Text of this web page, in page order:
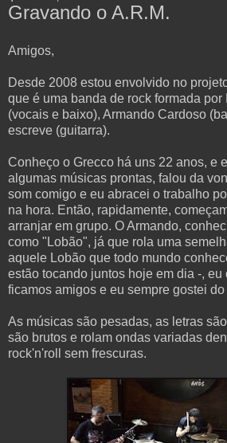
Gravando o A.R.M.
Amigos,
Desde 2008 estou envolvido no
que é uma banda de rock formada por
(vocais e baixo), Armando Cardoso
escreve (guitarra).
Conheço o Grecco há uns 22 anos, e
algumas músicas prontas, falou da
som comigo e eu abracei o trabalho
na hora. Então, rapidamente,
arranjar em grupo. O Armando,
como "Lobão", já que rola uma
aquele Lobão que todo mundo
estão tocando juntos hoje em dia -,
ficamos amigos e eu sempre gostei
As músicas são pesadas, as letras
são brutos e rolam ondas variadas
rock'n'roll sem frescuras.